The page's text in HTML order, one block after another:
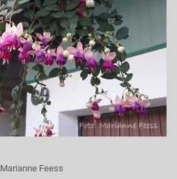
Marianne Feess